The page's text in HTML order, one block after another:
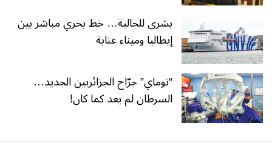
بشرى للجالية… خط بحري مباشر بين
إيطاليا وميناء عنابة
“توماي” جرّاح الجزائريين الجديد…
السرطان لم يعد كما كان!